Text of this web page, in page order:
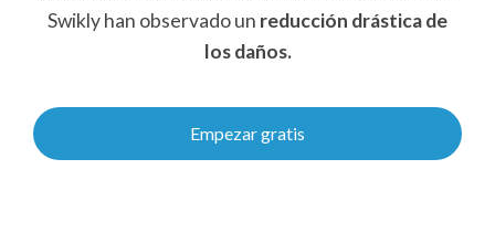
Swikly han observado un reducción drástica de
los daños.
Empezar gratis